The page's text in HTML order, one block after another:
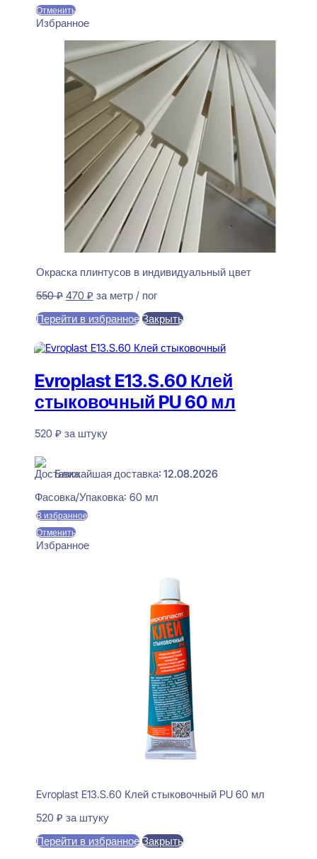
Отменить
Избранное
Окраска плинтусов в индивидуальный цвет
550₽ Первоначальная
составляла
470 ₽Текущая
470 ₽.
за метр / пог
Перейти в избранное Закрыть
Evroplast E13.S.60 Клей
стыковочный PU 60 мл
520 ₽ за штуку
Ближайшая доставка: 12.08.2026
Фасовка/Упаковка: 60 мл
В избранное
Отменить
Избранное
Evroplast E13.S.60 Клей стыковочный PU 60 мл
520 ₽ за штуку
Перейти в избранное Закрыть